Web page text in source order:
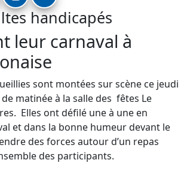
handicapés
leur carnaval à
sont montées sur scène ce jeudi
matinée à la salle des fêtes Le
Elles ont défilé une à une en
et dans la bonne humeur devant le
des forces autour d’un repas
des participants.